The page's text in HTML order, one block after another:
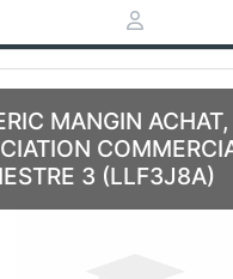
MANGIN
3 (LLF3J8A)